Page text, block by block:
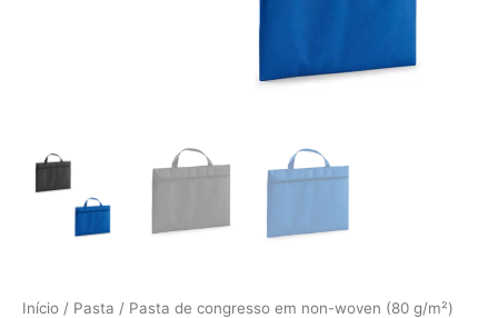
Início / Pasta / Pasta de congresso em non-woven (80 g/m²)